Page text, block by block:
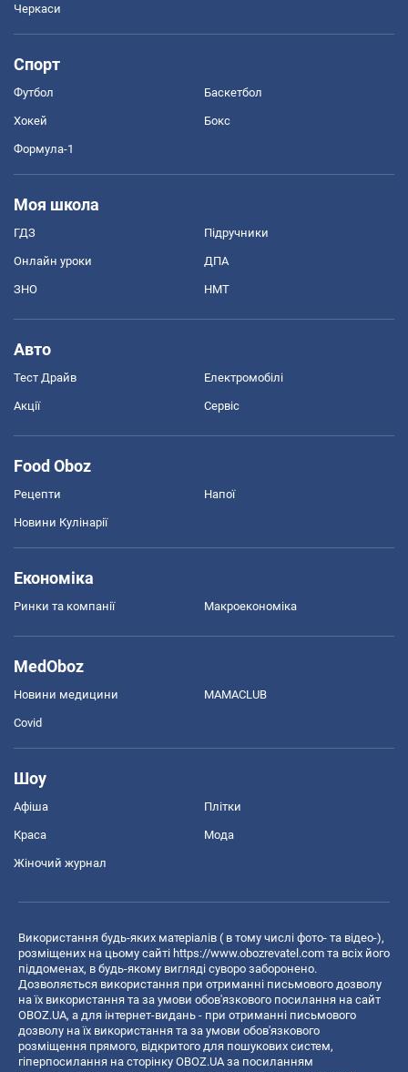
Черкаси
Спорт
Футбол Баскетбол
Хокей Бокс
Формула-1
Моя школа
ГДЗ Підручники
Онлайн уроки ДПА
ЗНО НМТ
Авто
Тест Драйв Електромобілі
Акції Сервіс
Food Oboz
Рецепти Напої
Новини Кулінарії
Економіка
Ринки та компанії Макроекономіка
MedOboz
Новини медицини MAMACLUB
Covid
Шоу
Афіша Плітки
Краса Мода
Жіночий журнал
Використання будь-яких матеріалів ( в тому числі фото- та відео-),
розміщених на цьому сайті https://www.obozrevatel.com та всіх його
піддоменах, в будь-якому вигляді суворо заборонено.
Дозволяється використання при отриманні письмового дозволу
на їх використання та за умови обов'язкового посилання на сайт
OBOZ.UA, а для інтернет-видань - при отриманні письмового
дозволу на їх використання та за умови обов'язкового
розміщення прямого, відкритого для пошукових систем,
гіперпосилання на сторінку OBOZ.UA за посиланням